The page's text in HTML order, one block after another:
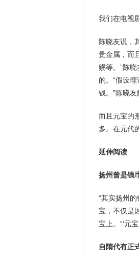
我们在电视
陈晓友说，
贵金属，而
赐等。”陈
的。“假设
钱。”陈晓
而且元宝的
多。在元代
延伸阅读
扬州曾是钱
“其实扬州
宝，不仅是
宝上。“‘元
自隋代有正